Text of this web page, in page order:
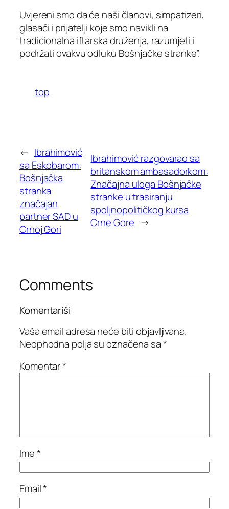
Uvjereni smo da će naši članovi, simpatizeri,
glasači i prijatelji koje smo navikli na
tradicionalna iftarska druženja, razumjeti i
podržati ovakvu odluku Bošnjačke stranke”.
top
← Ibrahimović
sa Eskobarom:
Bošnjačka
stranka
značajan
partner SAD u
Crnoj Gori
Ibrahimović razgovarao sa
britanskom ambasadorkom:
Značajna uloga Bošnjačke
stranke u trasiranju
spoljnopolitičkog kursa
Crne Gore →
Comments
Komentariši
Vaša email adresa neće biti objavljivana.
Neophodna polja su označena sa*
Komentar*
Ime*
Email*